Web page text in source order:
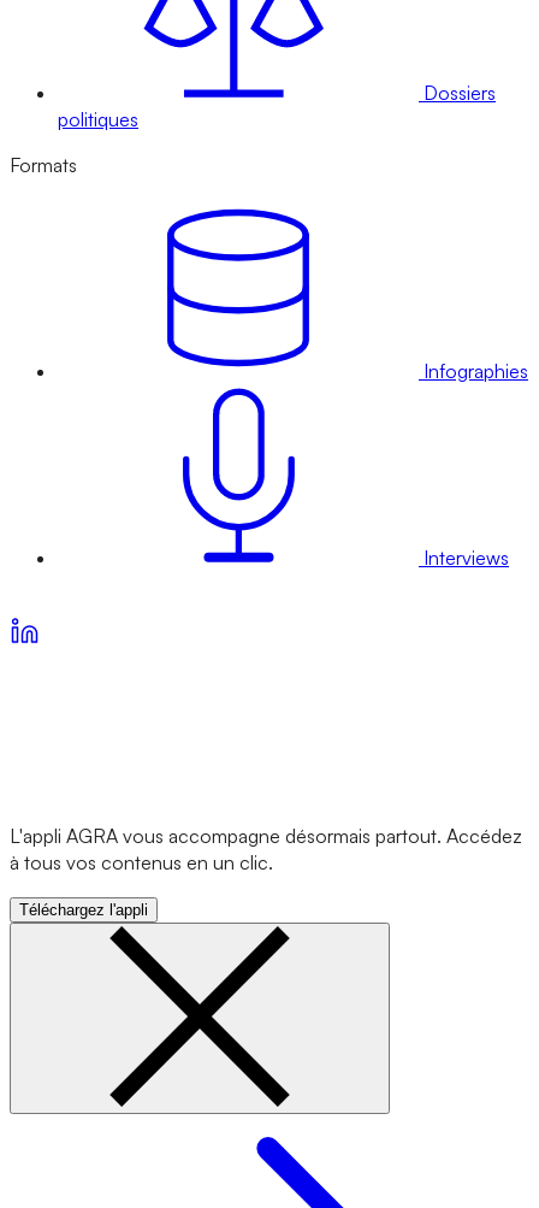
Dossiers
politiques
Formats
Infographies
Interviews
L'appli AGRA vous accompagne désormais partout. Accédez
à tous vos contenus en un clic.
Téléchargez l'appli